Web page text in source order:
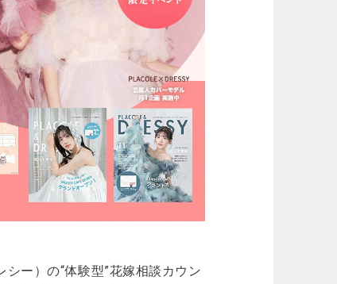
ー）の“体験型”花嫁相談カウン